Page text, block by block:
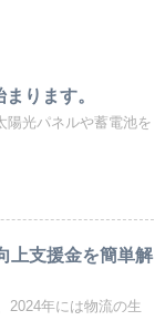
ります。
陽光パネルや蓄電池を
上支援金を簡単解
2024年には物流の生